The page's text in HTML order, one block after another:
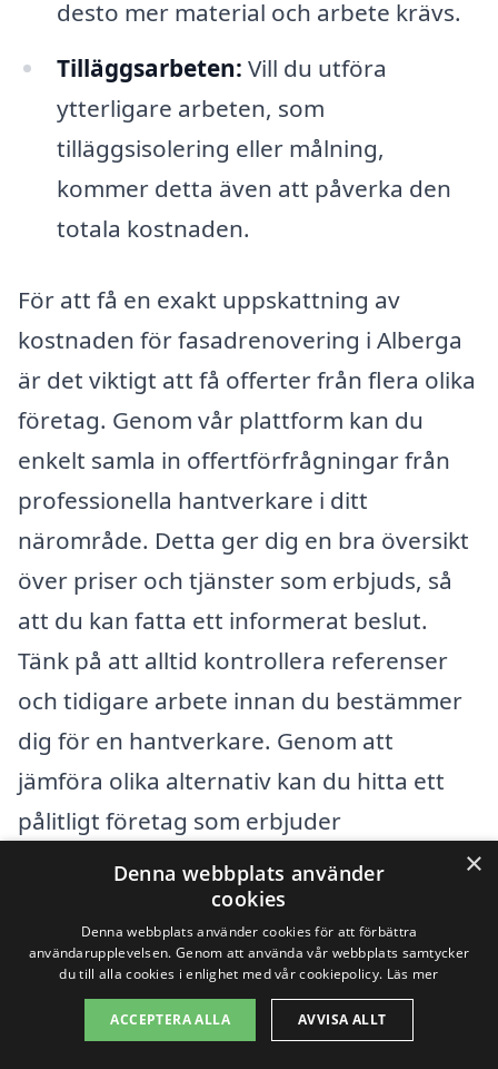
desto mer material och arbete krävs.
Tilläggsarbeten: Vill du utföra
ytterligare arbeten, som
tilläggsisolering eller målning,
kommer detta även att påverka den
totala kostnaden.
För att få en exakt uppskattning av
kostnaden för fasadrenovering i Alberga
är det viktigt att få offerter från flera olika
företag. Genom vår plattform kan du
enkelt samla in offertförfrågningar från
professionella hantverkare i ditt
närområde. Detta ger dig en bra översikt
över priser och tjänster som erbjuds, så
att du kan fatta ett informerat beslut.
Tänk på att alltid kontrollera referenser
och tidigare arbete innan du bestämmer
dig för en hantverkare. Genom att
jämföra olika alternativ kan du hitta ett
pålitligt företag som erbjuder
fasadrenovering till ett rimligt pris.
Få 3 erbjudanden, gratis och utan
förpliktelser
×
Denna webbplats använder
cookies
Denna webbplats använder cookies för att förbättra
användarupplevelsen. Genom att använda vår webbplats samtycker
du till alla cookies i enlighet med vår cookiepolicy. Läs mer
ACCEPTERA ALLA AVVISA ALLT